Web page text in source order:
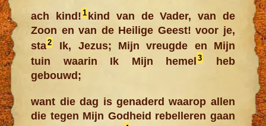
ach kind! 1kind van de Vader, van de
Zoon en van de Heilige Geest! voor je,
sta2
Ik, Jezus; Mijn vreugde en Mijn
tuin waarin Ik Mijn hemel3
heb
gebouwd;
want die dag is genaderd waarop allen
die tegen Mijn Godheid rebelleren gaan